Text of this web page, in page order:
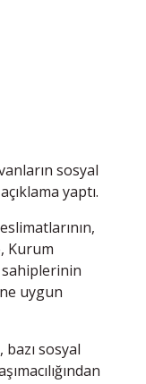
sosyal
yaptı.
Kurum
uygun
bazı sosyal